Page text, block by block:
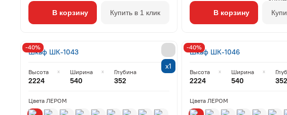
В корзину Купить в 1 клик В корзину
Шкаф ШК-1043
Высота
2224
Ширина
540
Глубина
352
Цвета ЛЕРОМ
-40%
х1
Шкаф ШК-1046
Высота
2224
Ширина
540 352
Цвета ЛЕРОМ
-40%